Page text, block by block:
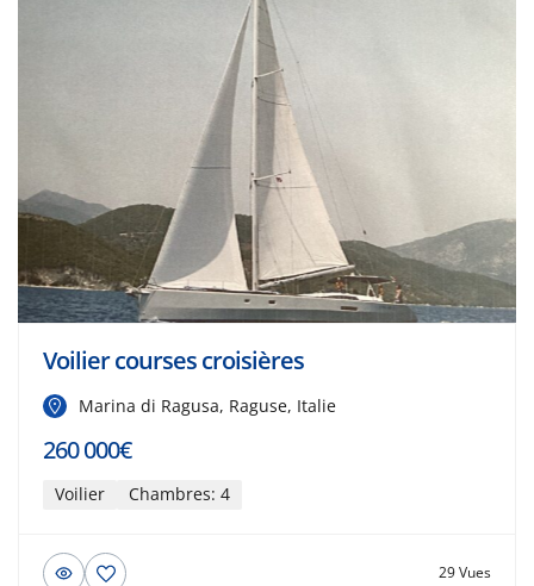
Voilier courses croisières
Marina di Ragusa, Raguse, Italie
260 000€
Voilier Chambres: 4
29 Vues